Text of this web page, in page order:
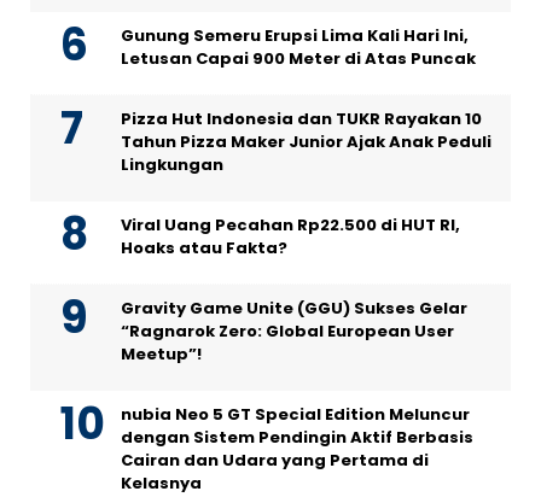
Gunung Semeru Erupsi Lima Kali Hari Ini,
Letusan Capai 900 Meter di Atas Puncak
Pizza Hut Indonesia dan TUKR Rayakan 10
Tahun Pizza Maker Junior Ajak Anak Peduli
Lingkungan
Viral Uang Pecahan Rp22.500 di HUT RI,
Hoaks atau Fakta?
Gravity Game Unite (GGU) Sukses Gelar
“Ragnarok Zero: Global European User
Meetup”!
nubia Neo 5 GT Special Edition Meluncur
dengan Sistem Pendingin Aktif Berbasis
Cairan dan Udara yang Pertama di
Kelasnya